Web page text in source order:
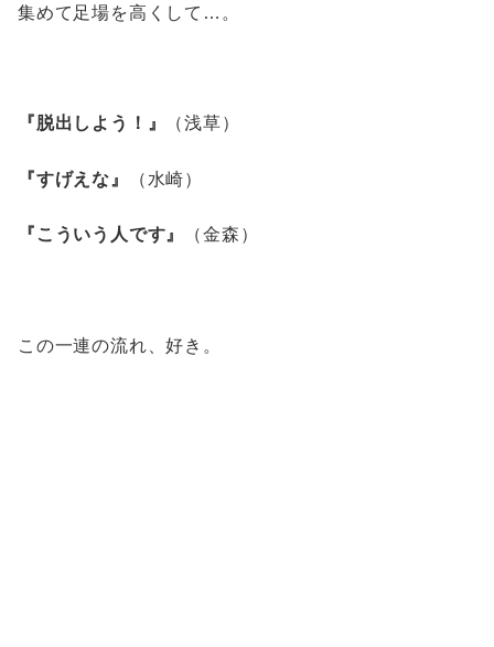
集めて足場を高くして…。
『脱出しよう！』 （浅草）
『すげえな』 （水崎）
『こういう人です』 （金森）
この一連の流れ、好き。